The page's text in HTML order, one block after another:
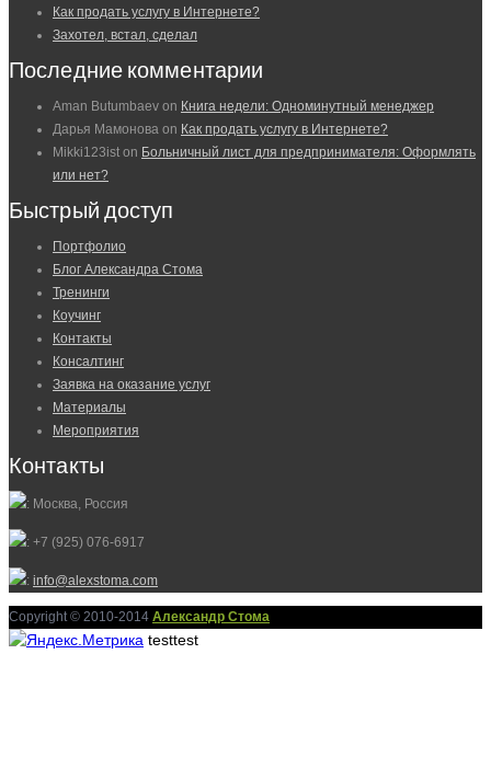
Как продать услугу в Интернете?
Захотел, встал, сделал
Последние комментарии
Aman Butumbaev on Книга недели: Одноминутный менеджер
Дарья Мамонова on Как продать услугу в Интернете?
Mikki123ist on Больничный лист для предпринимателя: Оформлять
или нет?
Быстрый доступ
Портфолио
Блог Александра Стома
Тренинги
Коучинг
Контакты
Консалтинг
Заявка на оказание услуг
Материалы
Мероприятия
Контакты
: Москва, Россия
: +7 (925) 076-6917
: info@alexstoma.com
Copyright © 2010-2014 Александр Стома
testtest